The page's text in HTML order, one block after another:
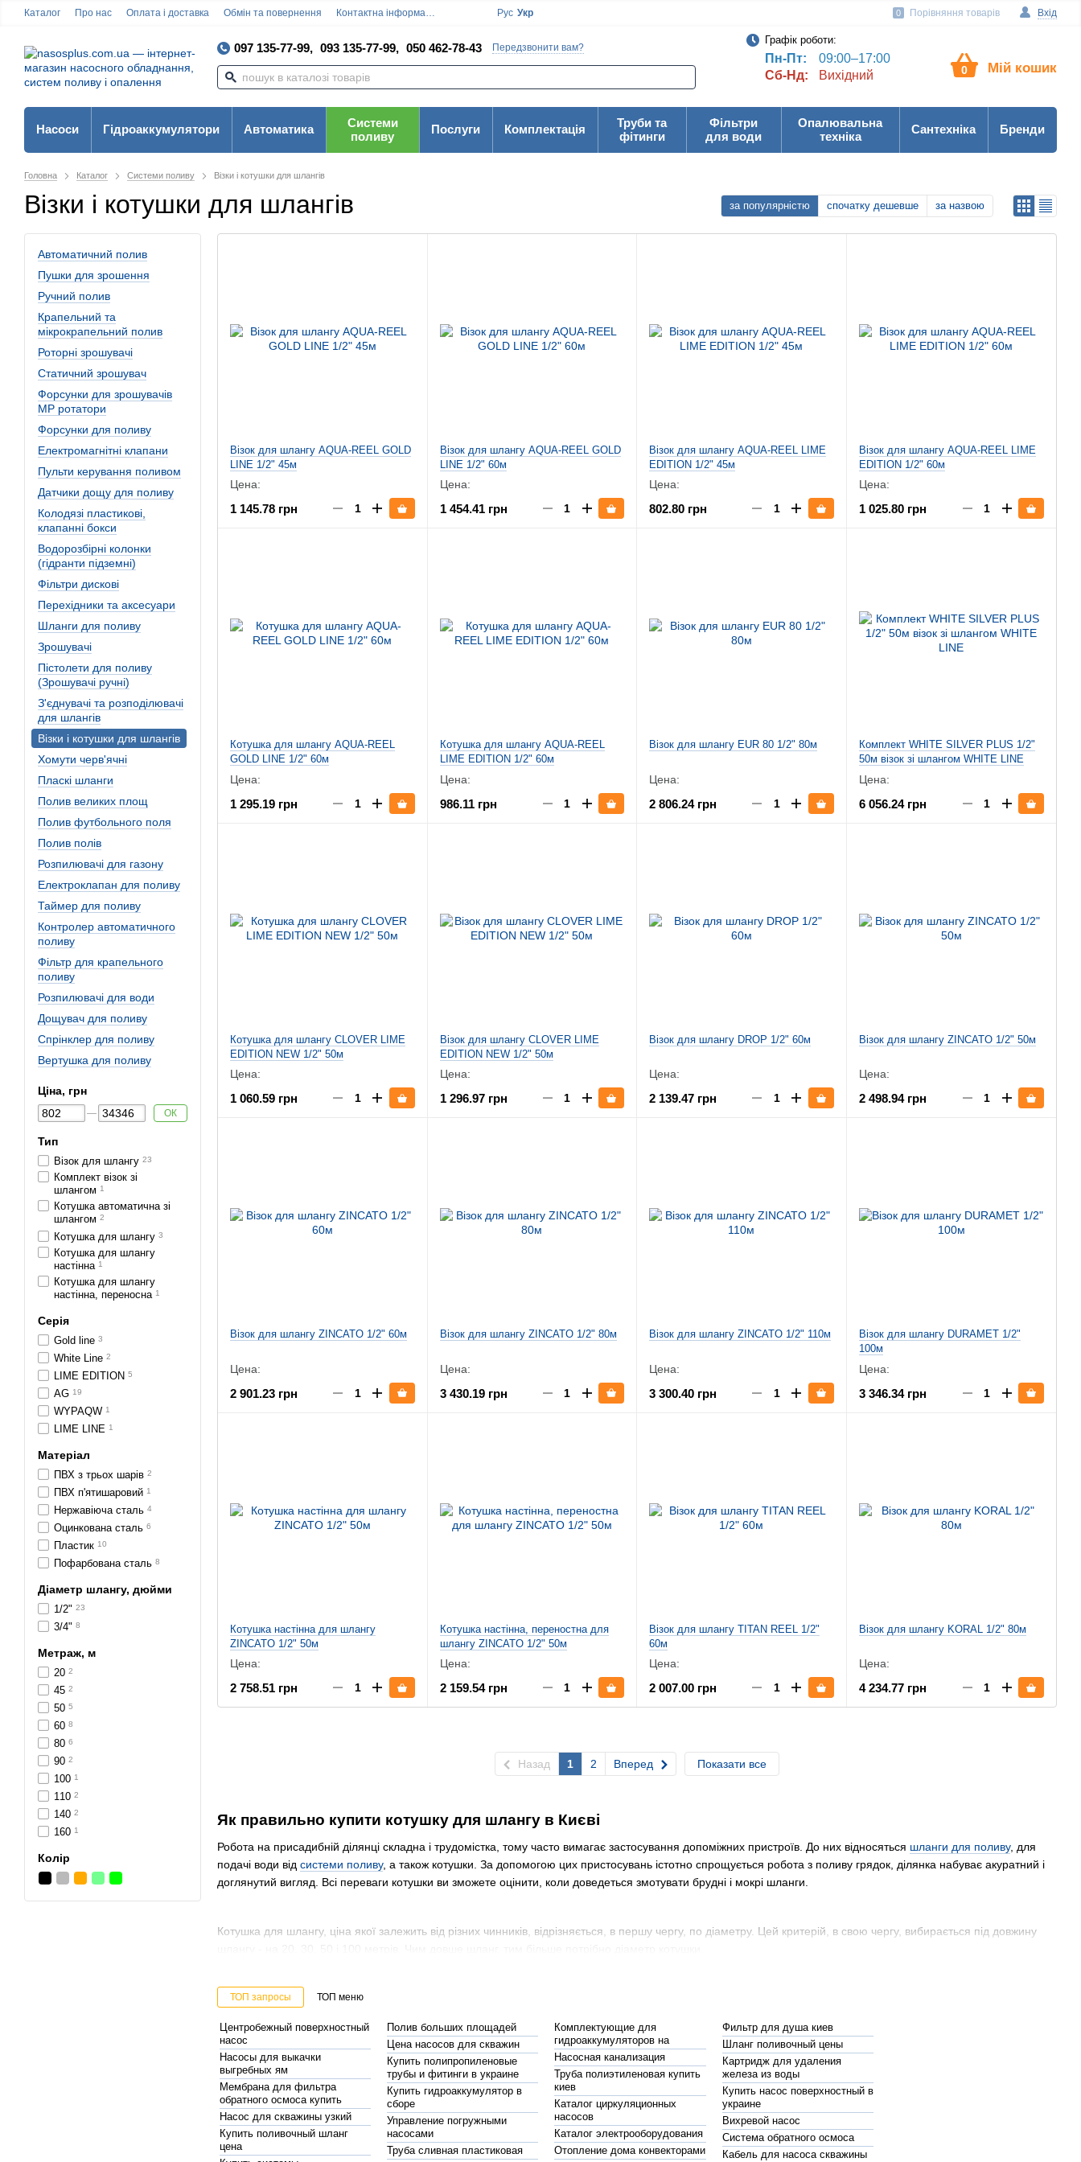
Каталог Про нас Оплата і доставка Обмін та повернення Контактна інформація Угода користувача Вхід
0 Порівняння товарів
Рус Укр
097 135-77-99, 093 135-77-99, 050 462-78-43 Передзвонити вам?
Графік роботи:
Пн-Пт:
09:00–17:00
Сб-Нд:
Вихідний 0 Мій кошик
Насоси Гідроаккумулятори Автоматика
Системи
поливу
Послуги Комплектація
Труби та
фітинги
Фільтри
для води
Опалювальна
техніка
Сантехніка Бренди
Головна Каталог Системи поливу Візки і котушки для шлангів
Візки і котушки для шлангів
Як правильно купити котушку для шлангу в Києві
Робота на присадибній ділянці складна і трудомістка, тому часто вимагає застосування допоміжних пристроїв. До них відносяться шланги для поливу, для
подачі води від системи поливу, а також котушки. За допомогою цих пристосувань істотно спрощується робота з поливу грядок, ділянка набуває акуратний і
доглянутий вигляд. Всі переваги котушки ви зможете оцінити, коли доведеться змотувати брудні і мокрі шланги.
Котушка для шлангу, ціна якої залежить від різних чинників, відрізняється, в першу чергу, по діаметру. Цей критерій, в свою чергу, вибирається під довжину
Котушки доступні до покупки мобільні (оснащуються візками) і стаціонарні. Останній варіант просто встановлюється на будь-якій рівній поверхні, кріпиться до
змотується в коробку. Використання котушки з візком дозволяє легко пересуватися по ділянці, що особливо затребуване власниками великих посівних
територій.
Визначаємося з правильним вибором
У магазині представлені різні моделі, що відрізняються параметрами і ціною, тому складнощів з вибором не виникне. Вам може сподобатися котушка для
шлангу AQUA-REEL, бренду Bradas. Основні відмінні риси моделі - міцна конструкція, стійка до ударів, барабан з міцного пластику, стійкого до УФ-
за популярністю спочатку дешевше за назвою
Візок для шлангу AQUA-REEL GOLD
LINE 1/2" 45м
Цена:
1 145.78 грн
Візок для шлангу AQUA-REEL GOLD
LINE 1/2" 60м
Цена:
1 454.41 грн
Візок для шлангу AQUA-REEL LIME
EDITION 1/2" 45м
Цена:
802.80 грн
Візок для шлангу AQUA-REEL LIME
EDITION 1/2" 60м
Цена:
1 025.80 грн
Котушка для шлангу AQUA-REEL
GOLD LINE 1/2" 60м
Цена:
1 295.19 грн
Котушка для шлангу AQUA-REEL
LIME EDITION 1/2" 60м
Цена:
986.11 грн
Візок для шлангу EUR 80 1/2" 80м
Цена:
2 806.24 грн
Комплект WHITE SILVER PLUS 1/2"
50м візок зі шлангом WHITE LINE
Цена:
6 056.24 грн
Котушка для шлангу CLOVER LIME
EDITION NEW 1/2" 50м
Цена:
1 060.59 грн
Візок для шлангу CLOVER LIME
EDITION NEW 1/2" 50м
Цена:
1 296.97 грн
Візок для шлангу DROP 1/2" 60м
Цена:
2 139.47 грн
Візок для шлангу ZINCATO 1/2" 50м
Цена:
2 498.94 грн
Візок для шлангу ZINCATO 1/2" 60м
Цена:
2 901.23 грн
Візок для шлангу ZINCATO 1/2" 80м
Цена:
3 430.19 грн
Візок для шлангу ZINCATO 1/2" 110м
Цена:
3 300.40 грн
Візок для шлангу DURAMET 1/2"
100м
Цена:
3 346.34 грн
Котушка настінна для шлангу
ZINCATO 1/2" 50м
Цена:
2 758.51 грн
Котушка настінна, переностна для
шлангу ZINCATO 1/2" 50м
Цена:
2 159.54 грн
Візок для шлангу TITAN REEL 1/2"
60м
Цена:
2 007.00 грн
Візок для шлангу KORAL 1/2" 80м
Цена:
4 234.77 грн
Назад 1 2 Вперед Показати все
ТОП запросы ТОП меню
Центробежный поверхностный
насос
Насосы для выкачки
выгребных ям
Мембрана для фильтра
обратного осмоса купить
Насос для скважины узкий
Купить поливочный шланг
цена
Полив больших площадей
Цена насосов для скважин
Купить полипропиленовые
трубы и фитинги в украине
Купить гидроаккумулятор в
сборе
Управление погружными
насосами
Труба сливная пластиковая
Комплектующие для
гидроаккумуляторов на
Насосная канализация
Труба полиэтиленовая купить
киев
Каталог циркуляционных
насосов
Каталог электрооборудования
Отопление дома конвекторами
Фильтр для душа киев
Шланг поливочный цены
Картридж для удаления
железа из воды
Купить насос поверхностный в
украине
Вихревой насос
Система обратного осмоса
Кабель для насоса скважины
Автоматичний полив
Пушки для зрошення
Ручний полив
Крапельний та
мікрокрапельний полив
Роторні зрошувачі
Статичний зрошувач
Форсунки для зрошувачів
MP ротатори
Форсунки для поливу
Електромагнітні клапани
Пульти керування поливом
Датчики дощу для поливу
Колодязі пластикові,
клапанні бокси
Водорозбірні колонки
(гідранти підземні)
Фільтри дискові
Перехідники та аксесуари
Шланги для поливу
Зрошувачі
Пістолети для поливу
(Зрошувачі ручні)
З'єднувачі та розподілювачі
для шлангів
Візки і котушки для шлангів
Хомути черв'ячні
Пласкі шланги
Полив великих площ
Полив футбольного поля
Полив полів
Розпилювачі для газону
Електроклапан для поливу
Таймер для поливу
Контролер автоматичного
поливу
Фільтр для крапельного
поливу
Розпилювачі для води
Дощувач для поливу
Спрінклер для поливу
Вертушка для поливу
Ціна, грн
ОК
Тип
Візок для шлангу 23
Комплект візок зі
шлангом 1
Котушка автоматична зі
шлангом 2
Котушка для шлангу 3
Котушка для шлангу
настінна 1
Котушка для шлангу
настінна, переносна 1
Серія
Gold line 3
White Line 2
LIME EDITION 5
AG 19
WYPAQW 1
LIME LINE 1
Матеріал
ПВХ з трьох шарів 2
ПВХ п'ятишаровий 1
Нержавіюча сталь 4
Оцинкована сталь 6
Пластик 10
Пофарбована сталь 8
Діаметр шлангу, дюйми
1/2" 23
3/4" 8
Метраж, м
20 2
45 2
50 5
60 8
80 6
90 2
100 1
110 2
140 2
160 1
Колір